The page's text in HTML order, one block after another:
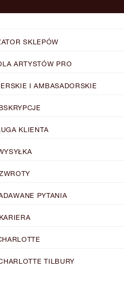
SKLEPÓW
ARTYSTÓW PRO
I AMBASADORSKIE
KLIENTA
PYTANIA
KARIERA
TILBURY